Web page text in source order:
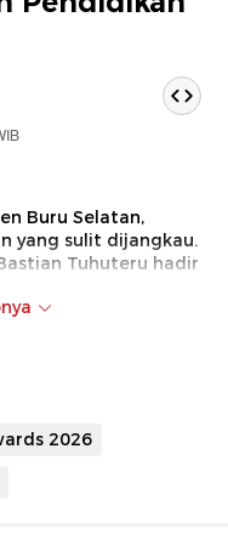
Buru Selatan,
yang sulit dijangkau.
Tuhuteru hadir
kepedulian, ia
hingga berhasil
bagi masyarakat
2026